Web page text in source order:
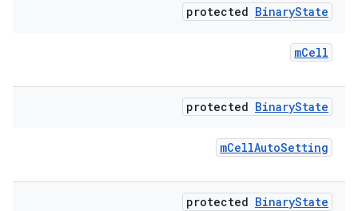
protected BinaryState
mCell
protected BinaryState
mCellAutoSetting
protected BinaryState